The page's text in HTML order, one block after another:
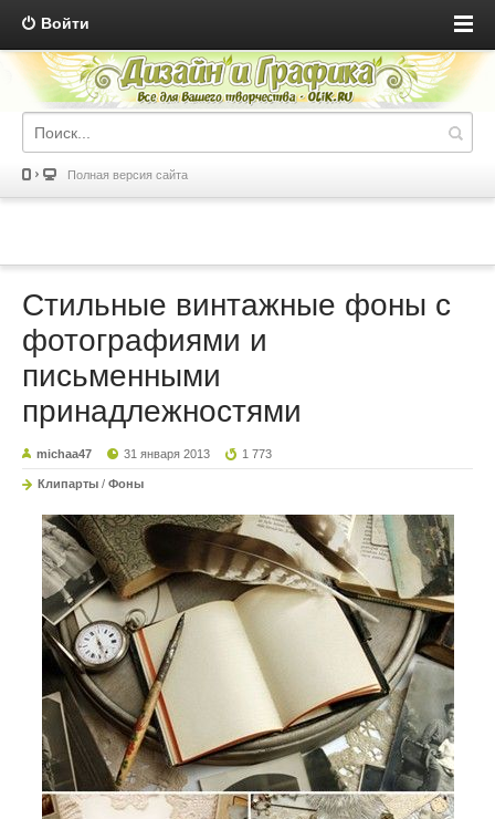
Войти
Полная версия сайта
Стильные винтажные фоны с
фотографиями и
письменными
принадлежностями
michaa47 31 января 2013 1 773
Клипарты / Фоны